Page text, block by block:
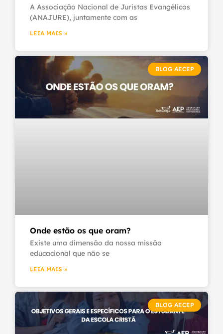
A Associação Nacional de Juristas Evangélicos
(ANAJURE), juntamente com as
LEIA MAIS »
BLOG AECEP
Onde estão os que oram?
Existe uma dimensão da nossa missão
educacional que não se
LEIA MAIS »
BLOG AECEP